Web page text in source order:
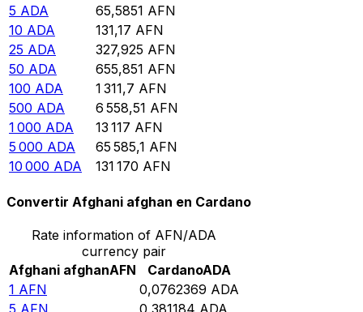
5 ADA 65,5851 AFN
10 ADA 131,17 AFN
25 ADA 327,925 AFN
50 ADA 655,851 AFN
100 ADA 1 311,7 AFN
500 ADA 6 558,51 AFN
1 000 ADA 13 117 AFN
5 000 ADA 65 585,1 AFN
10 000 ADA 131 170 AFN
Convertir Afghani afghan en Cardano
Rate information of AFN/ADA
currency pair
Afghani afghanAFN CardanoADA
1 AFN 0,0762369 ADA